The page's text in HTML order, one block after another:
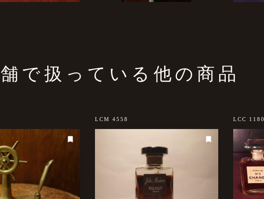
で扱っている他の商品
LCM 4558 LCC 1180